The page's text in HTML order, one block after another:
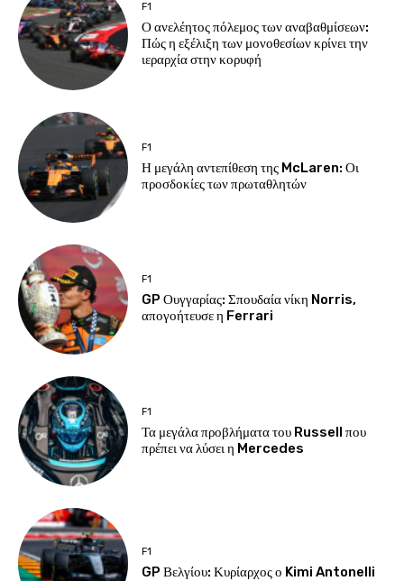
F1
Ο ανελέητος πόλεμος των αναβαθμίσεων:
Πώς η εξέλιξη των μονοθεσίων κρίνει την
ιεραρχία στην κορυφή
F1
Η μεγάλη αντεπίθεση της McLaren: Οι
προσδοκίες των πρωταθλητών
F1
GP Ουγγαρίας: Σπουδαία νίκη Norris,
απογοήτευσε η Ferrari
F1
Τα μεγάλα προβλήματα του Russell που
πρέπει να λύσει η Mercedes
F1
GP Βελγίου: Κυρίαρχος ο Kimi Antonelli